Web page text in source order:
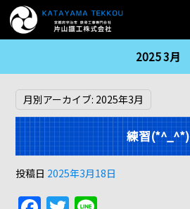
2025 3月
月別アーカイブ: 2025年3月
練習(*^_^*)
投稿日 2025年3月18日